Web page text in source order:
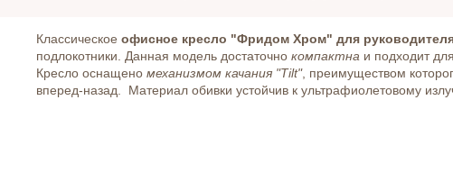
Классическое офисное кресло "Фридом Хром" для
подлокотники. Данная модель достаточно компактна и подходит
Кресло оснащено механизмом качания "Tilt", преимуществом
вперед-назад. Материал обивки устойчив к ультрафиолетовому